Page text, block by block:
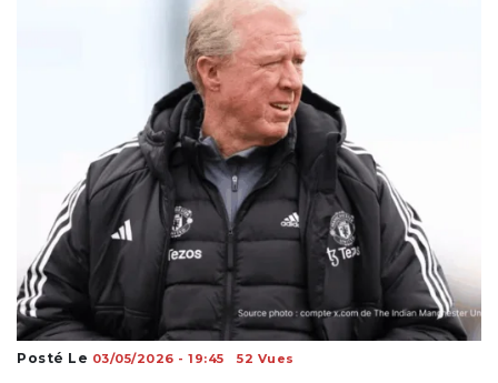
Posté Le 03/05/2026 - 19:45 52 Vues